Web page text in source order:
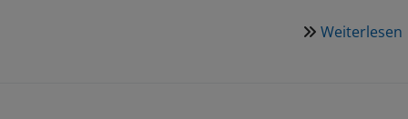
Weiterlesen